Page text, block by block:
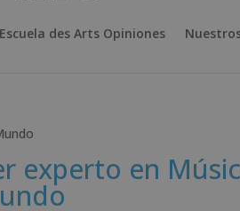
Escuela des Arts Opiniones
experto en